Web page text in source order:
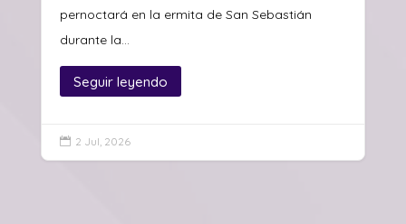
pernoctará en la ermita de San Sebastián
durante la...
Seguir leyendo
 2 Jul, 2026